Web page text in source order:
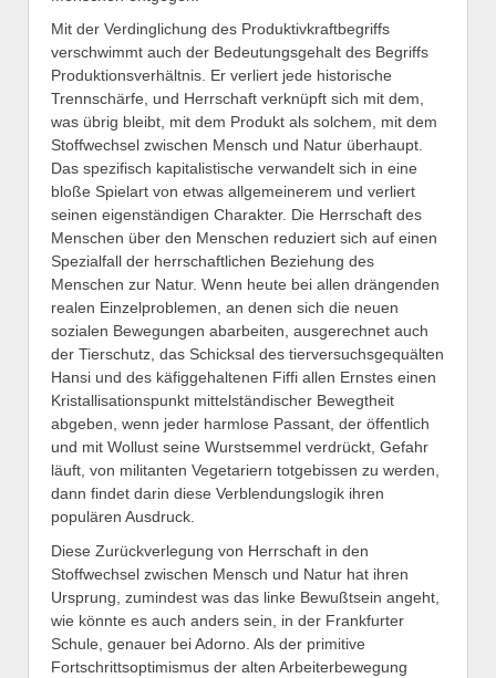
Mit der Verdinglichung des Produktivkraftbegriffs
verschwimmt auch der Bedeutungsgehalt des Begriffs
Produktionsverhältnis. Er verliert jede historische
Trennschärfe, und Herrschaft verknüpft sich mit dem,
was übrig bleibt, mit dem Produkt als solchem, mit dem
Stoffwechsel zwischen Mensch und Natur überhaupt.
Das spezifisch kapitalistische verwandelt sich in eine
bloße Spielart von etwas allgemeinerem und verliert
seinen eigenständigen Charakter. Die Herrschaft des
Menschen über den Menschen reduziert sich auf einen
Spezialfall der herrschaftlichen Beziehung des
Menschen zur Natur. Wenn heute bei allen drängenden
realen Einzelproblemen, an denen sich die neuen
sozialen Bewegungen abarbeiten, ausgerechnet auch
der Tierschutz, das Schicksal des tierversuchsgequälten
Hansi und des käfiggehaltenen Fiffi allen Ernstes einen
Kristallisationspunkt mittelständischer Bewegtheit
abgeben, wenn jeder harmlose Passant, der öffentlich
und mit Wollust seine Wurstsemmel verdrückt, Gefahr
läuft, von militanten Vegetariern totgebissen zu werden,
dann findet darin diese Verblendungslogik ihren
populären Ausdruck.
Diese Zurückverlegung von Herrschaft in den
Stoffwechsel zwischen Mensch und Natur hat ihren
Ursprung, zumindest was das linke Bewußtsein angeht,
wie könnte es auch anders sein, in der Frankfurter
Schule, genauer bei Adorno. Als der primitive
Fortschrittsoptimismus der alten Arbeiterbewegung